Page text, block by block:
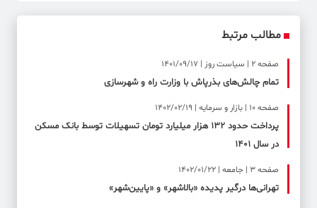
مطالب مرتبط
صفحه ۲ | سیاست روز | 1401/09/17
تمام چالش‌های بذرپاش با وزارت راه و شهرسازی
صفحه ۱۰ | بازار و سرمایه | 1402/02/19
پرداخت حدود ۱۳۲ هزار میلیارد تومان تسهیلات توسط بانک مسکن
در سال ۱۴۰۱
صفحه ۳ | جامعه | 1402/01/22
تهرانی‌ها درگیر پدیده «بالاشهر» و «پایین‌شهر»